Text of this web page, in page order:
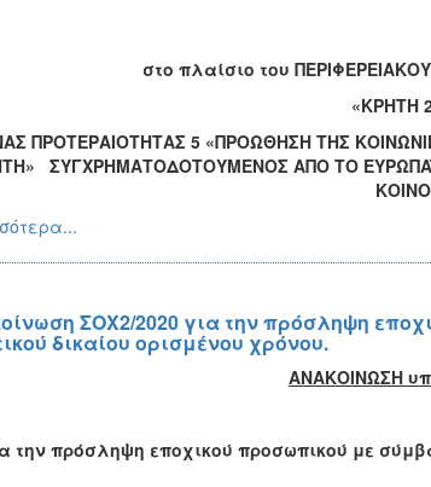
στο πλαίσιο του
«ΚΡΗΤΗ
ΠΡΟΤΕΡΑΙΟΤΗΤΑΣ 5 «ΠΡΟΩΘΗΣΗ ΤΗΣ
ΣΥΓΧΡΗΜΑΤΟΔΟΤΟΥΜΕΝΟΣ ΑΠΟ ΤΟ
ΣΟΧ2/2020 για την πρόσληψη
δικαίου ορισμένου χρόνου.
ΑΝΑΚΟΙΝΩΣΗ
την πρόσληψη εποχικού προσωπικού με